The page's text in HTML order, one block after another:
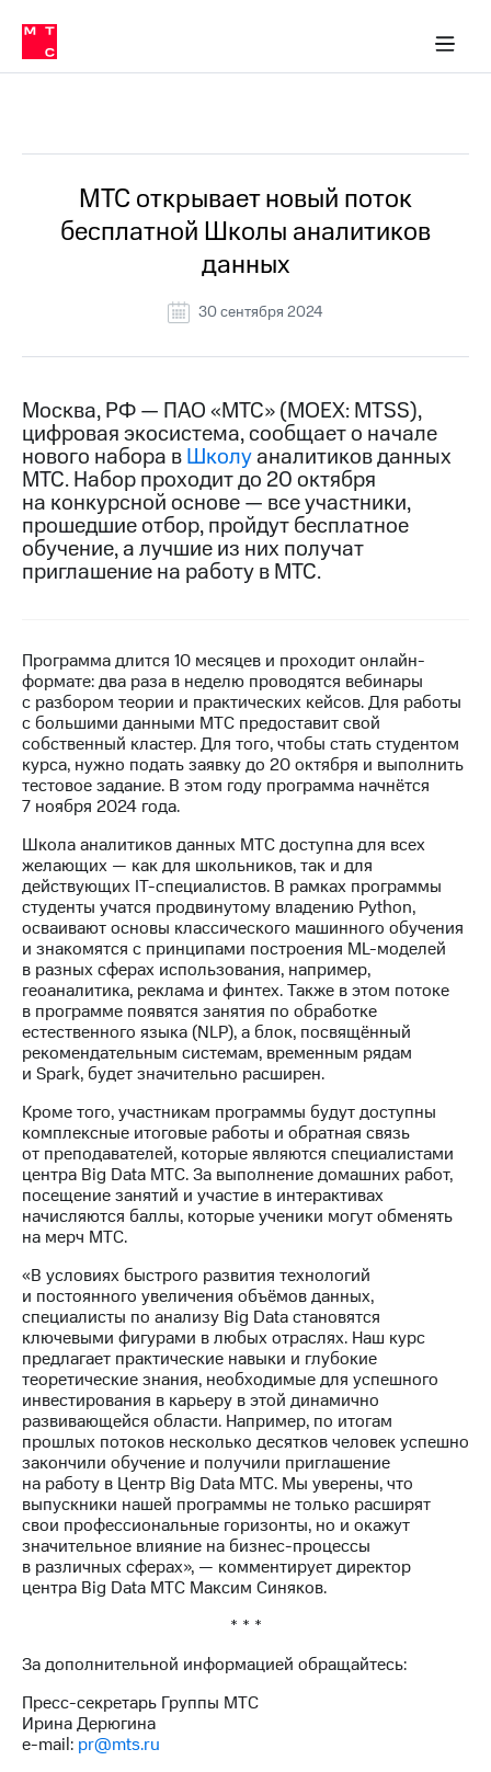
Медиа-центр
и акционерам
Устойчивое развитие
Комплаенс и деловая этика
компании
Карьера
История
компании
информация
Контакты
Медиа-центр
Пресс-
релизы
МТС
о технологиях
Достижения
Финансовая
отчетность
Контакты
Новости
в
регионе
и акционерам
Корпоративное
управление
Корпоративный
секретарь
Раскрытие
информации
Информация
акционерам
Документы
ПАО
"МТС"
Собрания
акционеров
Личный
кабинет
акционера
Акционерный
Контроль
и
аудит
Рынок
акций
Описание
Программа
приобретения
Порядок
выкупа
акций
Дивиденды
Рынок
облигаций
Еврооблигации-2023
Уведомление
о
погашении
именных
облигаций
Другое
в МТС
Пресс-
релизы
о технологиях
МТС открывает новый поток
бесплатной Школы аналитиков
данных
30 сентября 2024
Москва, РФ — ПАО «МТС» (MOEX: MTSS),
цифровая экосистема, сообщает о начале
нового набора вШколуаналитиков данных
МТС. Набор проходит до 20 октября
на конкурсной основе — все участники,
прошедшие отбор, пройдут бесплатное
обучение, а лучшие из них получат
приглашение на работу в МТС.
Программа длится 10 месяцев и проходит онлайн-
формате: два раза в неделю проводятся вебинары
с разбором теории и практических кейсов. Для работы
с большими данными МТС предоставит свой
собственный кластер. Для того, чтобы стать студентом
курса, нужно подать заявку до 20 октября и выполнить
тестовое задание. В этом году программа начнётся
7 ноября 2024 года.
Школа аналитиков данных МТС доступна для всех
желающих — как для школьников, так и для
действующих IT-специалистов. В рамках программы
студенты учатся продвинутому владению Python,
осваивают основы классического машинного обучения
и знакомятся с принципами построения ML-моделей
в разных сферах использования, например,
геоаналитика, реклама и финтех. Также в этом потоке
в программе появятся занятия по обработке
естественного языка (NLP), а блок, посвящённый
рекомендательным системам, временным рядам
и Spark, будет значительно расширен.
Кроме того, участникам программы будут доступны
комплексные итоговые работы и обратная связь
от преподавателей, которые являются специалистами
центра Big Data МТС. За выполнение домашних работ,
посещение занятий и участие в интерактивах
начисляются баллы, которые ученики могут обменять
на мерч МТС.
«В условиях быстрого развития технологий
и постоянного увеличения объёмов данных,
специалисты по анализу Big Data становятся
ключевыми фигурами в любых отраслях. Наш курс
предлагает практические навыки и глубокие
теоретические знания, необходимые для успешного
инвестирования в карьеру в этой динамично
развивающейся области. Например, по итогам
прошлых потоков несколько десятков человек успешно
закончили обучение и получили приглашение
на работу в Центр Big Data МТС. Мы уверены, что
выпускники нашей программы не только расширят
свои профессиональные горизонты, но и окажут
значительное влияние на бизнес-процессы
в различных сферах», — комментирует директор
центра Big Data МТС Максим Синяков.
* * *
За дополнительной информацией обращайтесь:
Пресс-секретарь Группы МТС
Ирина Дерюгина
e-mail: pr@mts.ru